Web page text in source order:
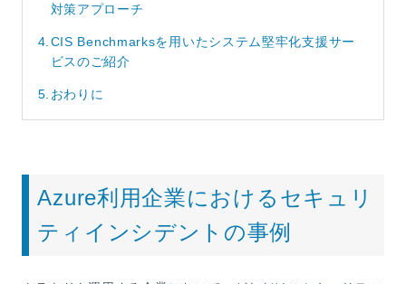
対策アプローチ
4. CIS Benchmarksを用いたシステム堅牢化支援サー
ビスのご紹介
5. おわりに
Azure利用企業におけるセキュリ
ティインシデントの事例